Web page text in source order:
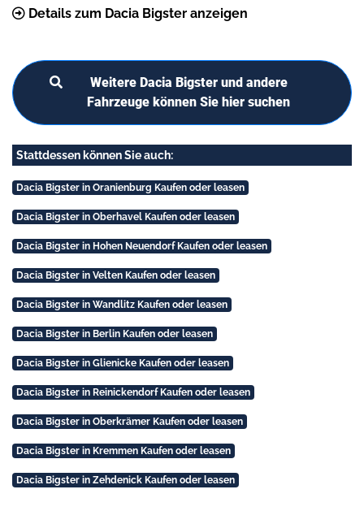
Details zum Dacia Bigster anzeigen
Weitere Dacia Bigster und andere
Fahrzeuge können Sie hier suchen
Stattdessen können Sie auch:
Dacia Bigster in Oranienburg Kaufen oder leasen
Dacia Bigster in Oberhavel Kaufen oder leasen
Dacia Bigster in Hohen Neuendorf Kaufen oder leasen
Dacia Bigster in Velten Kaufen oder leasen
Dacia Bigster in Wandlitz Kaufen oder leasen
Dacia Bigster in Berlin Kaufen oder leasen
Dacia Bigster in Glienicke Kaufen oder leasen
Dacia Bigster in Reinickendorf Kaufen oder leasen
Dacia Bigster in Oberkrämer Kaufen oder leasen
Dacia Bigster in Kremmen Kaufen oder leasen
Dacia Bigster in Zehdenick Kaufen oder leasen